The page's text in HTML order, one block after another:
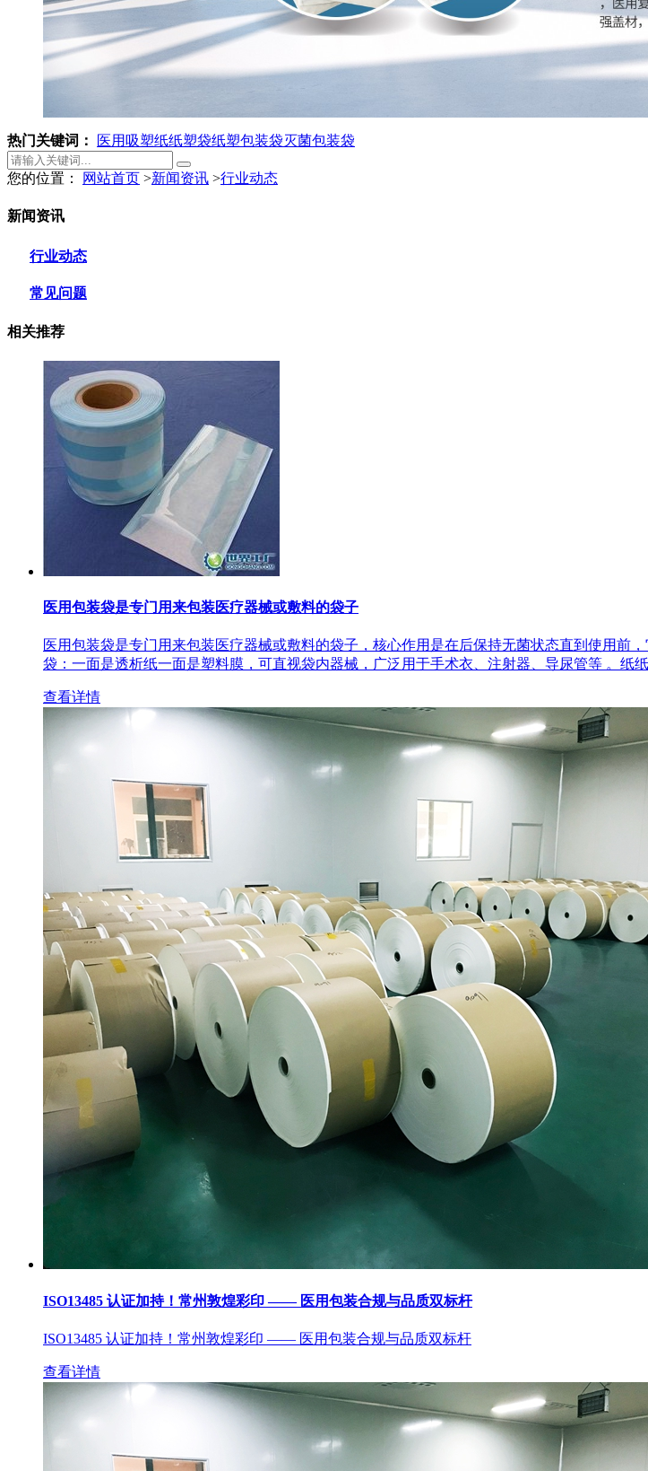
热门关键词： 医用吸塑纸纸塑袋纸塑包装袋灭菌包装袋
您的位置： 网站首页 >新闻资讯 >行业动态
新闻资讯
行业动态
常见问题
相关推荐
医用包装袋‌是专门用来包装医疗器械或敷料的袋子
医用包装袋‌是专门用来包装医疗器械或敷料的袋子，核心作用是在后‌保持无菌状态‌直到使用前
袋‌：一面是透析纸一面是塑料膜，可直视袋内器械，广泛用于手术衣、注射器、导尿管等 。‌纸
查看详情
ISO13485 认证加持！常州敦煌彩印 —— 医用包装合规与品质双标杆
ISO13485 认证加持！常州敦煌彩印 —— 医用包装合规与品质双标杆
查看详情